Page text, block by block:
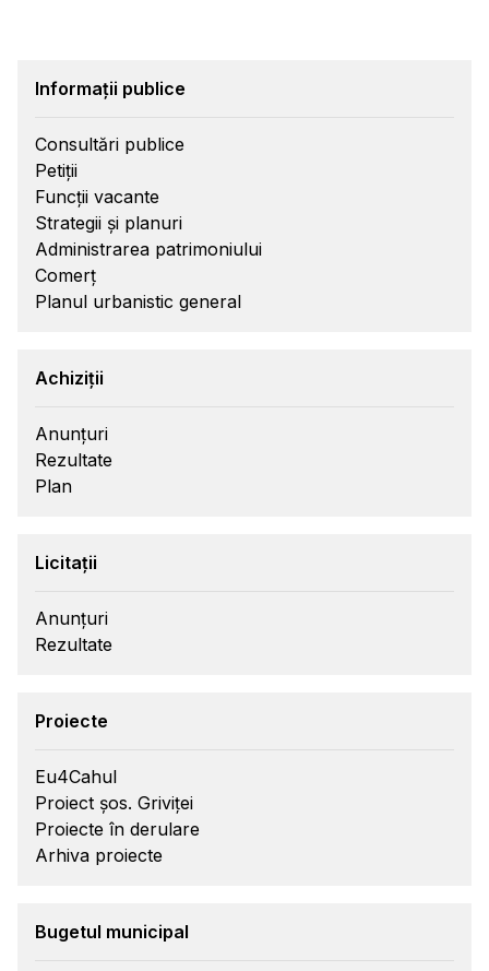
Informații publice
Consultări publice
Petiții
Funcții vacante
Strategii și planuri
Administrarea patrimoniului
Comerț
Planul urbanistic general
Achiziții
Anunțuri
Rezultate
Plan
Licitații
Anunțuri
Rezultate
Proiecte
Eu4Cahul
Proiect șos. Griviței
Proiecte în derulare
Arhiva proiecte
Bugetul municipal